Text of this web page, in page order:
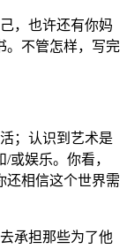
，也许还有你妈
。不管怎样，写完
；认识到艺术是
或娱乐。你看，
还相信这个世界需
承担那些为了他